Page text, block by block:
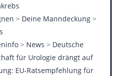
> Deine Manndeckung>
> News > Deutsche
für Urologie drängt auf
EU-Ratsempfehlung für